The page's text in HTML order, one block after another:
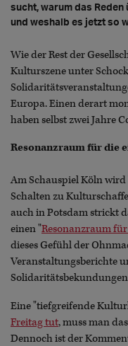
sucht, warum das
und weshalb es jetzt so
Wie der Rest der
Kulturszene unter
Europa. Einen derart
haben selbst zwei Jahre
Resonanzraum für die
Am Schauspiel Köln wird
Schalten zu
auch in Potsdam strickt
einen "Resonanzraum
dieses Gefühl der
Veranstaltungsberichte
Eine "tiefgreifende
Freitag tut, muss man
Dennoch ist der